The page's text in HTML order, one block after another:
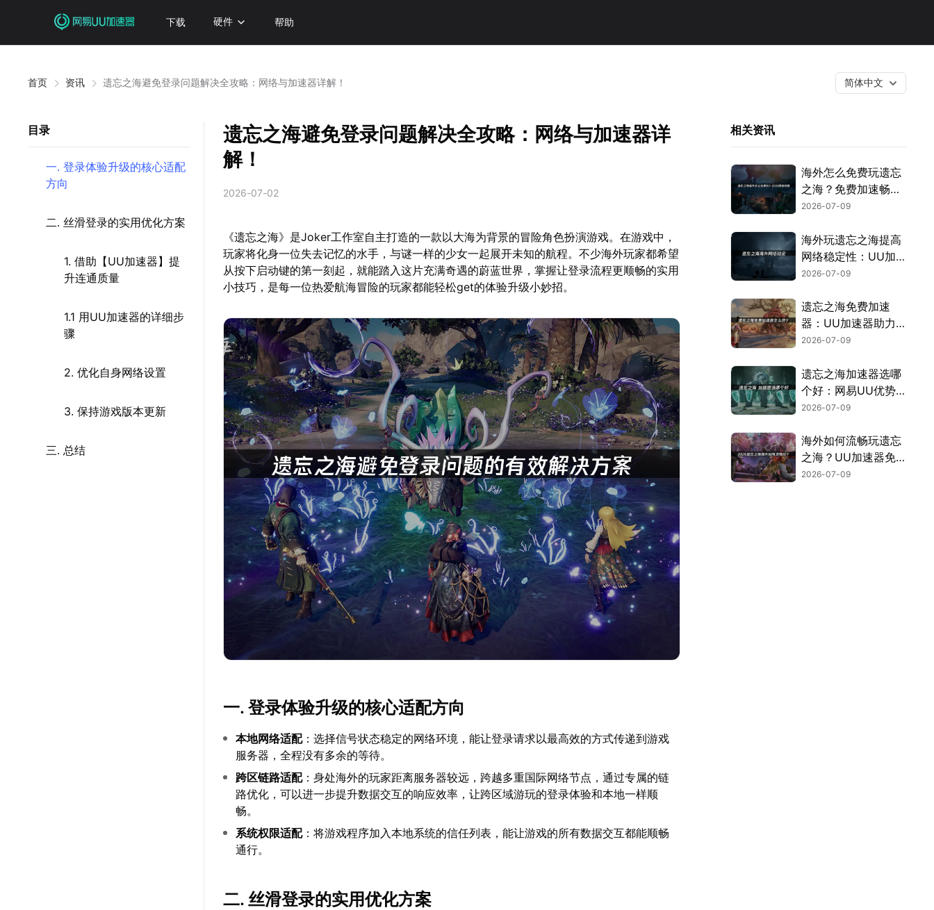
下载 硬件 帮助
首页 资讯 遗忘之海避免登录问题解决全攻略：网络与加速器详解！ 简体中文
目录
一. 登录体验升级的核心适配
方向
二. 丝滑登录的实用优化方案
1. 借助【UU加速器】提
升连通质量
1.1 用UU加速器的详细步
骤
2. 优化自身网络设置
3. 保持游戏版本更新
三. 总结
遗忘之海避免登录问题解决全攻略：网络与加速器详
解！
2026-07-02
《遗忘之海》是Joker工作室自主打造的一款以大海为背景的冒险角色扮演游戏。在游戏中，
玩家将化身一位失去记忆的水手，与谜一样的少女一起展开未知的航程。不少海外玩家都希望
从按下启动键的第一刻起，就能踏入这片充满奇遇的蔚蓝世界，掌握让登录流程更顺畅的实用
小技巧，是每一位热爱航海冒险的玩家都能轻松get的体验升级小妙招。
一. 登录体验升级的核心适配方向
本地网络适配：选择信号状态稳定的网络环境，能让登录请求以最高效的方式传递到游戏
服务器，全程没有多余的等待。
跨区链路适配：身处海外的玩家距离服务器较远，跨越多重国际网络节点，通过专属的链
路优化，可以进一步提升数据交互的响应效率，让跨区域游玩的登录体验和本地一样顺
畅。
系统权限适配：将游戏程序加入本地系统的信任列表，能让游戏的所有数据交互都能顺畅
通行。
二. 丝滑登录的实用优化方案
相关资讯
海外怎么免费玩遗忘
之海？免费加速畅玩
攻略！
2026-07-09
海外玩遗忘之海提高
网络稳定性：UU加
速器游玩指南！
2026-07-09
遗忘之海免费加速
器：UU加速器助力
畅玩PC公测！
2026-07-09
遗忘之海加速器选哪
个好：网易UU优势
解析！
2026-07-09
海外如何流畅玩遗忘
之海？UU加速器免
费优化网络！
2026-07-09